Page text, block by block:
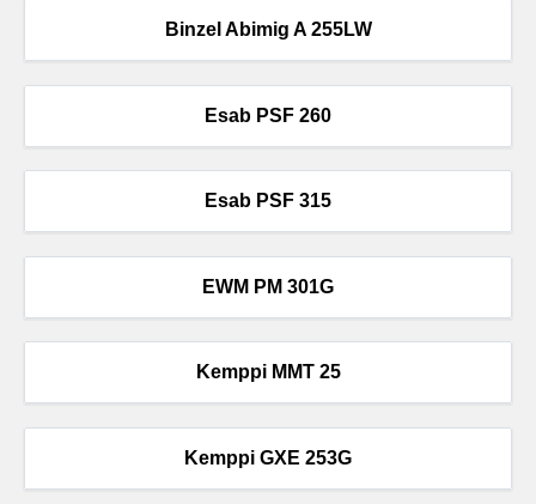
Binzel Abimig A 255LW
Esab PSF 260
Esab PSF 315
EWM PM 301G
Kemppi MMT 25
Kemppi GXE 253G